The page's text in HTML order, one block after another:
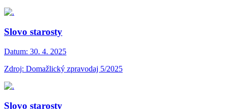
Slovo starosty
Datum: 30. 4. 2025
Zdroj: Domažlický zpravodaj 5/2025
Slovo starosty